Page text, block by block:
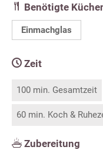
Benötigte
Einmachglas
Zeit
100 min. Gesamtzeit
60 min. Koch &
Zubereitung